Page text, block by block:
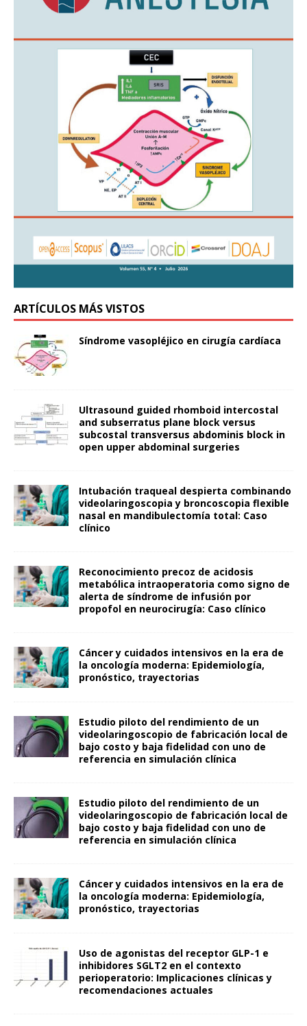
ARTÍCULOS MÁS VISTOS
Síndrome vasopléjico en cirugía cardíaca
Ultrasound guided rhomboid intercostal
and subserratus plane block versus
subcostal transversus abdominis block in
open upper abdominal surgeries
Intubación traqueal despierta combinando
videolaringoscopia y broncoscopia flexible
nasal en mandibulectomía total: Caso
clínico
Reconocimiento precoz de acidosis
metabólica intraoperatoria como signo de
alerta de síndrome de infusión por
propofol en neurocirugía: Caso clínico
Cáncer y cuidados intensivos en la era de
la oncología moderna: Epidemiología,
pronóstico, trayectorias
Estudio piloto del rendimiento de un
videolaringoscopio de fabricación local de
bajo costo y baja fidelidad con uno de
referencia en simulación clínica
Estudio piloto del rendimiento de un
videolaringoscopio de fabricación local de
bajo costo y baja fidelidad con uno de
referencia en simulación clínica
Cáncer y cuidados intensivos en la era de
la oncología moderna: Epidemiología,
pronóstico, trayectorias
Uso de agonistas del receptor GLP-1 e
inhibidores SGLT2 en el contexto
perioperatorio: Implicaciones clínicas y
recomendaciones actuales